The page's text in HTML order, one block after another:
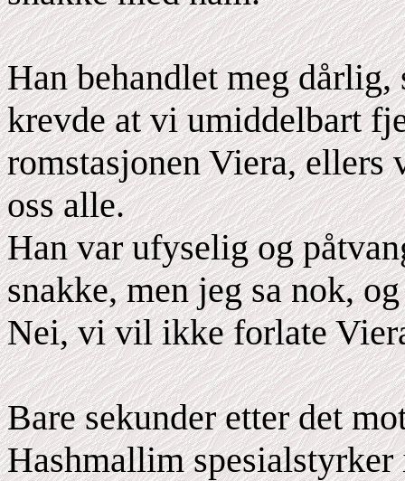
Han behandlet meg
krevde at vi umiddelbart
romstasjonen Viera,
oss alle.
Han var ufyselig og
snakke, men jeg sa nok,
Nei, vi vil ikke forlate
Bare sekunder etter det
Hashmallim